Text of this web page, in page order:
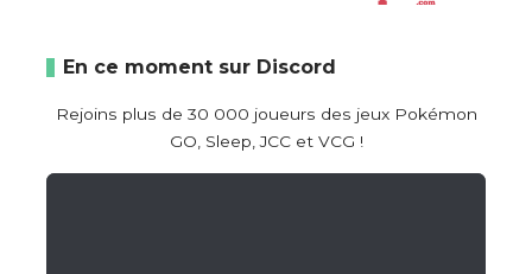
En ce moment sur Discord
Rejoins plus de 30 000 joueurs des jeux Pokémon
GO, Sleep, JCC et VCG !